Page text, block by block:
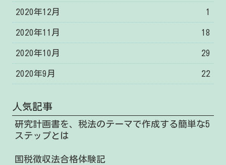
2020年12月 1
2020年11月 18
2020年10月 29
2020年9月 22
人気記事
研究計画書を、税法のテーマで作成する簡単な5
ステップとは
国税徴収法合格体験記